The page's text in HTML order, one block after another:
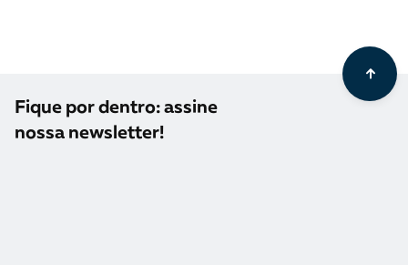
Fique por dentro: assine
nossa newsletter!